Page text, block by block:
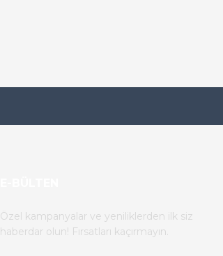
Özel kampanyalar ve yeniliklerden ilk siz
haberdar olun! Fırsatları kaçırmayın.